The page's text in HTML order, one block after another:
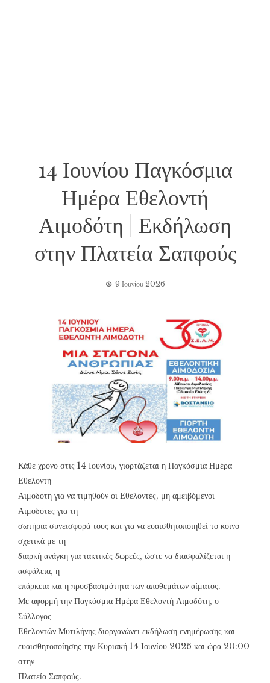
14 Ιουνίου Παγκόσμια
Ημέρα Εθελοντή
Αιμοδότη | Εκδήλωση
στην Πλατεία Σαπφούς
9 Ιουνίου 2026
Κάθε χρόνο στις 14 Ιουνίου, γιορτάζεται η Παγκόσμια Ημέρα
Εθελοντή
Αιμοδότη για να τιμηθούν οι Εθελοντές, μη αμειβόμενοι
Αιμοδότες για τη
σωτήρια συνεισφορά τους και για να ευαισθητοποιηθεί το κοινό
σχετικά με τη
διαρκή ανάγκη για τακτικές δωρεές, ώστε να διασφαλίζεται η
ασφάλεια, η
επάρκεια και η προσβασιμότητα των αποθεμάτων αίματος.
Με αφορμή την Παγκόσμια Ημέρα Εθελοντή Αιμοδότη, ο
Σύλλογος
Εθελοντών Μυτιλήνης διοργανώνει εκδήλωση ενημέρωσης και
ευαισθητοποίησης την Κυριακή 14 Ιουνίου 2026 και ώρα 20:00
στην
Πλατεία Σαπφούς.